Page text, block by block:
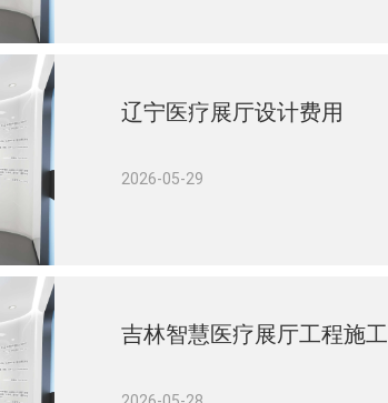
辽宁医疗展厅设计费用
2026-05-29
吉林智慧医疗展厅工程施工